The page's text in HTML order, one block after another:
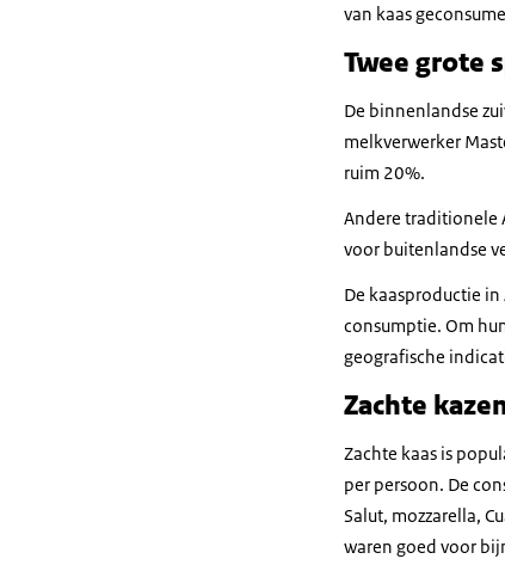
van kaas
Twee grote
De binnenlandse
melkverwerker
ruim 20%.
Andere traditionele
voor buitenlandse
De kaasproductie
consumptie. Om
geografische
Zachte
Zachte kaas is
per persoon. De
Salut, mozzarella,
waren goed voor